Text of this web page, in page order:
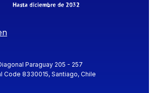
Paraguay 205 - 257
Code 8330015, Santiago, Chile